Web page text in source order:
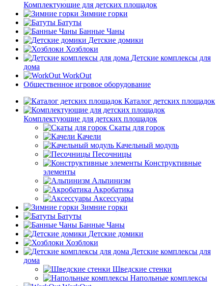
Комплектующие для детских площадок
Зимние горки
Батуты
Банные Чаны
Детские домики
Хозблоки
Детские комплексы для
дома
WorkOut
Общественное игровое оборудование
Каталог детских площадок
Комплектующие для детских площадок
Скаты для горок
Качели
Качельный модуль
Песочницы
Конструктивные
элементы
Альпинизм
Акробатика
Аксессуары
Зимние горки
Батуты
Банные Чаны
Детские домики
Хозблоки
Детские комплексы для
дома
Шведские стенки
Напольные комплексы